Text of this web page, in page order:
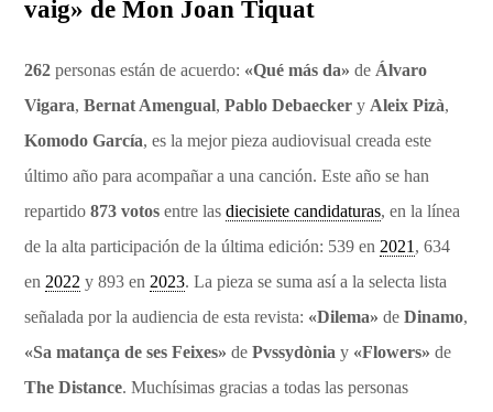
vaig» de Mon Joan Tiquat
262 personas están de acuerdo: «Qué más da» de Álvaro
Vigara,Bernat Amengual,Pablo Debaecker y Aleix Pizà,
Komodo García, es la mejor pieza audiovisual creada este
último año para acompañar a una canción. Este año se han
repartido873 votosentre lasdiecisiete candidaturas, en la línea
de la alta participación de la última edición: 539 en 2021 , 634
en 2022 y 893 en 2023. La pieza se suma así a la selecta lista
señalada por la audiencia de esta revista: «Dilema» deDinamo,
«Sa matança de ses Feixes» dePvssydònia y «Flowers» de
The Distance. Muchísimas gracias a todas las personas